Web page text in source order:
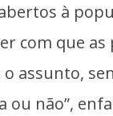
à
com que as
assunto,
ou não”,